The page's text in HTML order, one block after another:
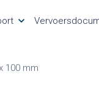
100 mm